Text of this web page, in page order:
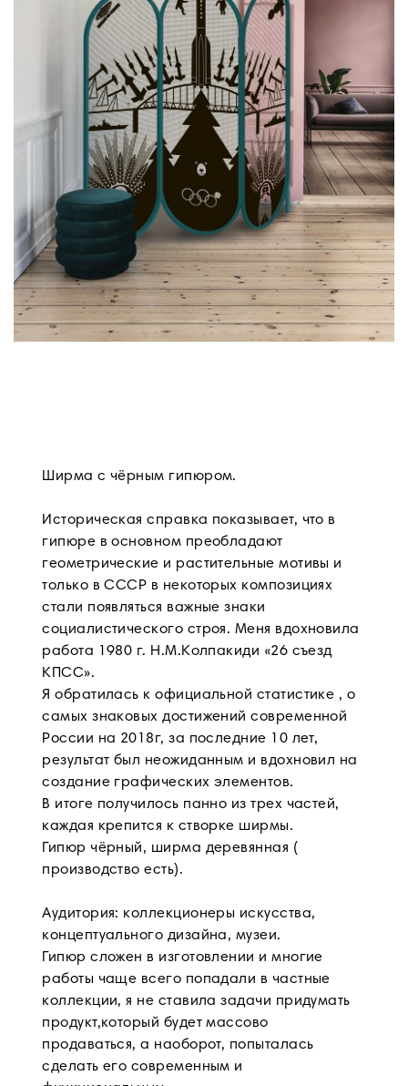
Ширма с чёрным гипюром.
Историческая справка показывает, что в
гипюре в основном преобладают
геометрические и растительные мотивы и
только в СССР в некоторых композициях
стали появляться важные знаки
социалистического строя. Меня вдохновила
работа 1980 г. Н.М.Колпакиди «26 съезд
КПСС».
Я обратилась к официальной статистике , о
самых знаковых достижений современной
России на 2018г, за последние 10 лет,
результат был неожиданным и вдохновил на
создание графических элементов.
В итоге получилось панно из трех частей,
каждая крепится к створке ширмы.
Гипюр чёрный, ширма деревянная (
производство есть).
Аудитория: коллекционеры искусства,
концептуального дизайна, музеи.
Гипюр сложен в изготовлении и многие
работы чаще всего попадали в частные
коллекции, я не ставила задачи придумать
продукт,который будет массово
продаваться, а наоборот, попыталась
сделать его современным и